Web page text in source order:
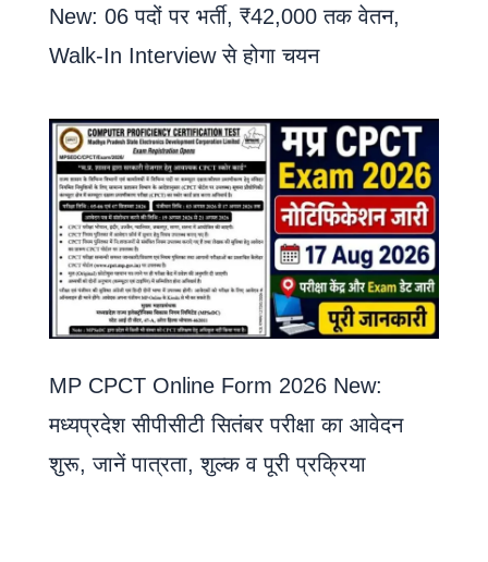
New: 06 पदों पर भर्ती, ₹42,000 तक वेतन,
Walk-In Interview से होगा चयन
MP CPCT Online Form 2026 New:
मध्यप्रदेश सीपीसीटी सितंबर परीक्षा का आवेदन
शुरू, जानें पात्रता, शुल्क व पूरी प्रक्रिया